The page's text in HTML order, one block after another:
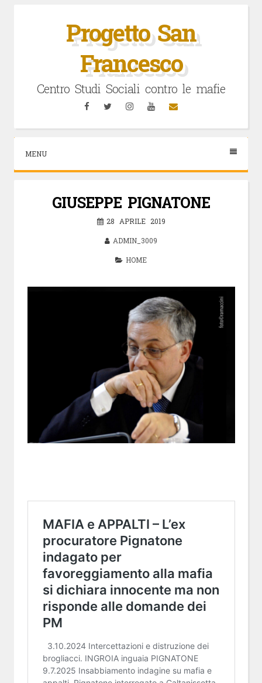
Progetto San
Francesco
Centro Studi Sociali contro le mafie
FacebookTwitterInstagramYouTubeEmail
MENU
GIUSEPPE PIGNATONE
28 APRILE 2019
ADMIN_3009
HOME